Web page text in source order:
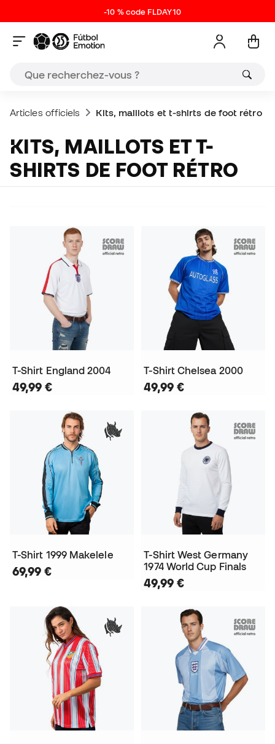
-10 % code FLDAY10
Articles officiels Kits, maillots et t-shirts de foot rétro
KITS, MAILLOTS ET T-
SHIRTS DE FOOT RÉTRO
T-Shirt England 2004
49,99 €
T-Shirt Chelsea 2000
49,99 €
T-Shirt 1999 Makelele
69,99 €
T-Shirt West Germany
1974 World Cup Finals
49,99 €